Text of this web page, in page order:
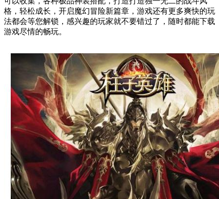
格，轻松成长，开启魔幻冒险新篇章，游戏还有更多爽快的玩
法都会等您解锁，感兴趣的玩家就不要错过了，随时都能下载
游戏尽情的畅玩。